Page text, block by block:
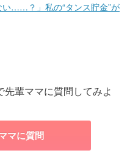
い……？」私の“タンス貯金”が
輩ママに質問してみよ
マに質問